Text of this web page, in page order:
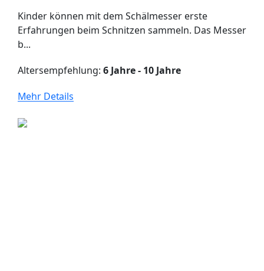
Kinder können mit dem Schälmesser erste
Erfahrungen beim Schnitzen sammeln. Das Messer
b...
Altersempfehlung: 6 Jahre - 10 Jahre
Mehr Details